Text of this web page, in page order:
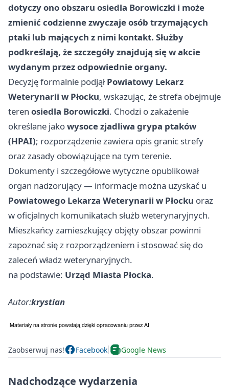
dotyczy ono obszaru osiedla Borowiczki i może
zmienić codzienne zwyczaje osób trzymających
ptaki lub mających z nimi kontakt. Służby
podkreślają, że szczegóły znajdują się w akcie
wydanym przez odpowiednie organy.
Decyzję formalnie podjąłPowiatowy Lekarz
Weterynarii w Płocku, wskazując, że strefa obejmuje
teren osiedla Borowiczki. Chodzi o zakażenie
określane jakowysoce zjadliwa grypa ptaków
(HPAI); rozporządzenie zawiera opis granic strefy
oraz zasady obowiązujące na tym terenie.
Dokumenty i szczegółowe wytyczne opublikował
organ nadzorujący — informacje można uzyskać u
Powiatowego Lekarza Weterynarii w Płocku oraz
w oficjalnych komunikatach służb weterynaryjnych.
Mieszkańcy zamieszkujący objęty obszar powinni
zapoznać się z rozporządzeniem i stosować się do
zaleceń władz weterynaryjnych.
na podstawie: Urząd Miasta Płocka.
Autor:krystian
Zaobserwuj nas! Facebook Google News
Nadchodzące wydarzenia